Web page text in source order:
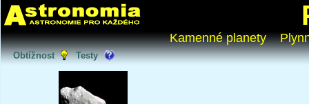
Kamenné planety
Obtížnost Testy